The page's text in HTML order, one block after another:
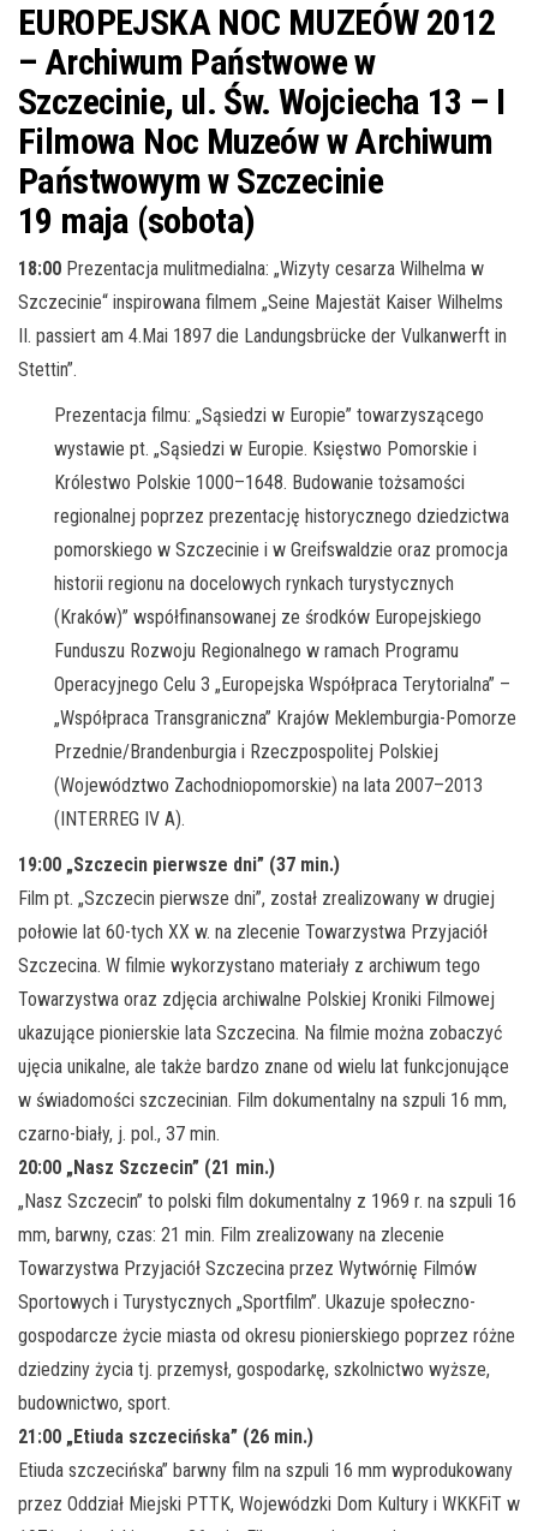
EUROPEJSKA NOC MUZEÓW 2012
– Archiwum Państwowe w
Szczecinie, ul. Św. Wojciecha 13 – I
Filmowa Noc Muzeów w Archiwum
Państwowym w Szczecinie
19 maja (sobota)
18:00 Prezentacja mulitmedialna: „Wizyty cesarza Wilhelma w
Szczecinie“ inspirowana filmem „Seine Majestät Kaiser Wilhelms
II. passiert am 4.Mai 1897 die Landungsbrücke der Vulkanwerft in
Stettin”.
Prezentacja filmu: „Sąsiedzi w Europie” towarzyszącego
wystawie pt. „Sąsiedzi w Europie. Księstwo Pomorskie i
Królestwo Polskie 1000–1648. Budowanie tożsamości
regionalnej poprzez prezentację historycznego dziedzictwa
pomorskiego w Szczecinie i w Greifswaldzie oraz promocja
historii regionu na docelowych rynkach turystycznych
(Kraków)” współfinansowanej ze środków Europejskiego
Funduszu Rozwoju Regionalnego w ramach Programu
Operacyjnego Celu 3 „Europejska Współpraca Terytorialna” –
„Współpraca Transgraniczna” Krajów Meklemburgia-Pomorze
Przednie/Brandenburgia i Rzeczpospolitej Polskiej
(Województwo Zachodniopomorskie) na lata 2007–2013
(INTERREG IV A).
19:00 „Szczecin pierwsze dni” (37 min.)
Film pt. „Szczecin pierwsze dni”, został zrealizowany w drugiej
połowie lat 60-tych XX w. na zlecenie Towarzystwa Przyjaciół
Szczecina. W filmie wykorzystano materiały z archiwum tego
Towarzystwa oraz zdjęcia archiwalne Polskiej Kroniki Filmowej
ukazujące pionierskie lata Szczecina. Na filmie można zobaczyć
ujęcia unikalne, ale także bardzo znane od wielu lat funkcjonujące
w świadomości szczecinian. Film dokumentalny na szpuli 16 mm,
czarno-biały, j. pol., 37 min.
20:00 „Nasz Szczecin” (21 min.)
„Nasz Szczecin” to polski film dokumentalny z 1969 r. na szpuli 16
mm, barwny, czas: 21 min. Film zrealizowany na zlecenie
Towarzystwa Przyjaciół Szczecina przez Wytwórnię Filmów
Sportowych i Turystycznych „Sportfilm”. Ukazuje społeczno-
gospodarcze życie miasta od okresu pionierskiego poprzez różne
dziedziny życia tj. przemysł, gospodarkę, szkolnictwo wyższe,
budownictwo, sport.
21:00 „Etiuda szczecińska” (26 min.)
Etiuda szczecińska” barwny film na szpuli 16 mm wyprodukowany
przez Oddział Miejski PTTK, Wojewódzki Dom Kultury i WKKFiT w